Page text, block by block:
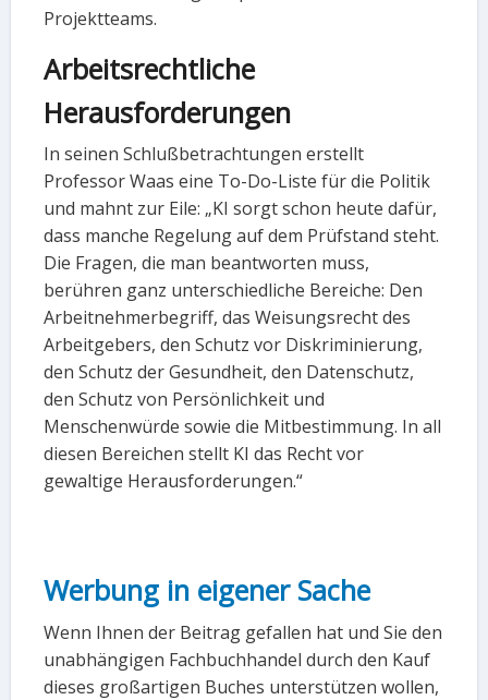
Projektteams.
Arbeitsrechtliche
Herausforderungen
In seinen Schlußbetrachtungen erstellt
Professor Waas eine To-Do-Liste für die Politik
und mahnt zur Eile: „KI sorgt schon heute dafür,
dass manche Regelung auf dem Prüfstand steht.
Die Fragen, die man beantworten muss,
berühren ganz unterschiedliche Bereiche: Den
Arbeitnehmerbegriff, das Weisungsrecht des
Arbeitgebers, den Schutz vor Diskriminierung,
den Schutz der Gesundheit, den Datenschutz,
den Schutz von Persönlichkeit und
Menschenwürde sowie die Mitbestimmung. In all
diesen Bereichen stellt KI das Recht vor
gewaltige Herausforderungen.“
Werbung in eigener Sache
Wenn Ihnen der Beitrag gefallen hat und Sie den
unabhängigen Fachbuchhandel durch den Kauf
dieses großartigen Buches unterstützen wollen,